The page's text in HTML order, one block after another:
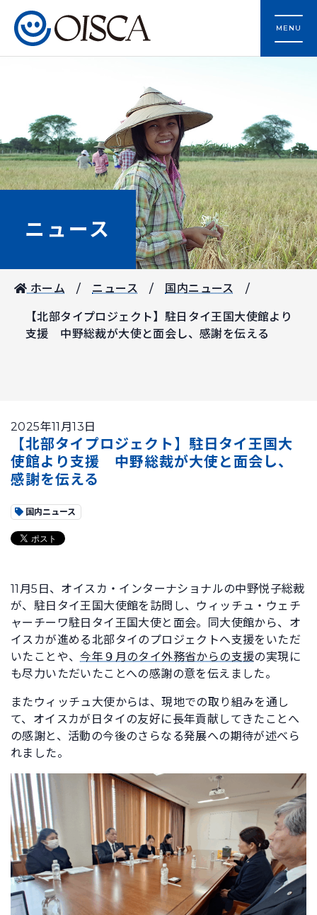
MENU
ニュース
ホーム ニュース 国内ニュース
【北部タイプロジェクト】駐日タイ王国大使館より
支援 中野総裁が大使と面会し、感謝を伝える
2025年11月13日
【北部タイプロジェクト】駐日タイ王国大
使館より支援 中野総裁が大使と面会し、
感謝を伝える
国内ニュース
11月5日、オイスカ・インターナショナルの中野悦子総裁
が、駐日タイ王国大使館を訪問し、ウィッチュ・ウェチ
ャーチーワ駐日タイ王国大使と面会。同大使館から、オ
イスカが進める北部タイのプロジェクトへ支援をいただ
いたことや、今年９月のタイ外務省からの支援の実現に
も尽力いただいたことへの感謝の意を伝えました。
またウィッチュ大使からは、現地での取り組みを通し
て、オイスカが日タイの友好に長年貢献してきたことへ
の感謝と、活動の今後のさらなる発展への期待が述べら
れました。